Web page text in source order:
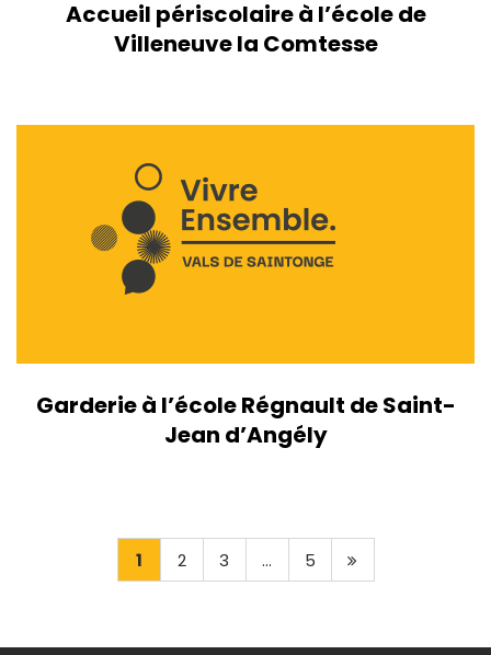
Accueil périscolaire à l’école de
Villeneuve la Comtesse
Garderie à l’école Régnault de Saint-
Jean d’Angély
1 2 3 ... 5
Page